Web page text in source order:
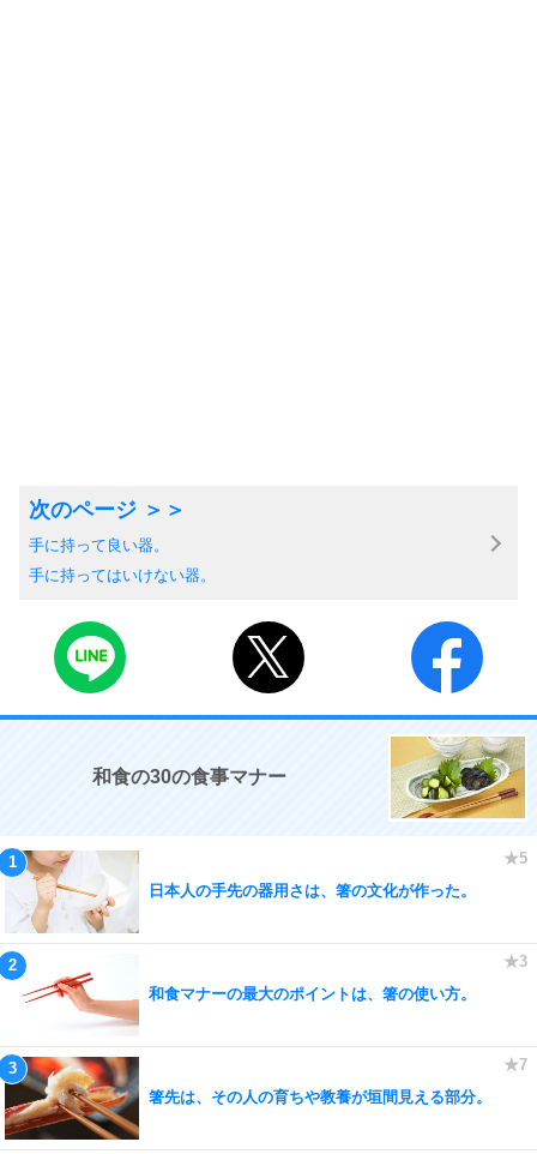
手に持って良い器。
手に持ってはいけない器。
和食の30の食事マナー
日本人の手先の器用さは、箸の文化が作った。
和食マナーの最大のポイントは、箸の使い方。
箸先は、その人の育ちや教養が垣間見える部分。